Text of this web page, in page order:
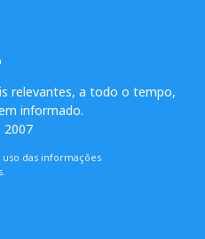
relevantes, a todo o tempo,
informado.
2007
uso das informações